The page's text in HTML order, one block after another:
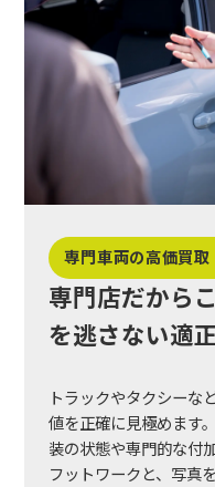
専門車両の高価買取
専門店だから
を逃さない適
トラックやタクシーな
値を正確に見極めます
装の状態や専門的な付
フットワークと、写真